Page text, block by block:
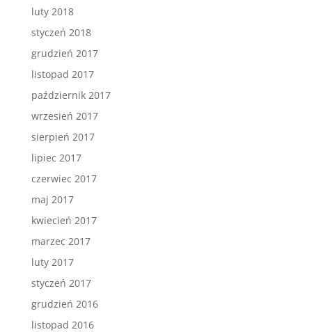
luty 2018
styczeń 2018
grudzień 2017
listopad 2017
październik 2017
wrzesień 2017
sierpień 2017
lipiec 2017
czerwiec 2017
maj 2017
kwiecień 2017
marzec 2017
luty 2017
styczeń 2017
grudzień 2016
listopad 2016